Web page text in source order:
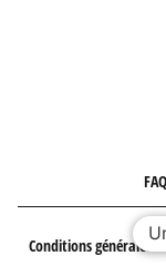
Conditions générales